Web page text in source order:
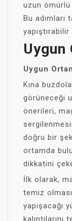
uzun ömürlü
Bu
Uygun
Uygun
Kına
görüneceği
önerileri,
doğru bir
ortamda
dikkatini
İlk olarak,
temiz
yapışacağı